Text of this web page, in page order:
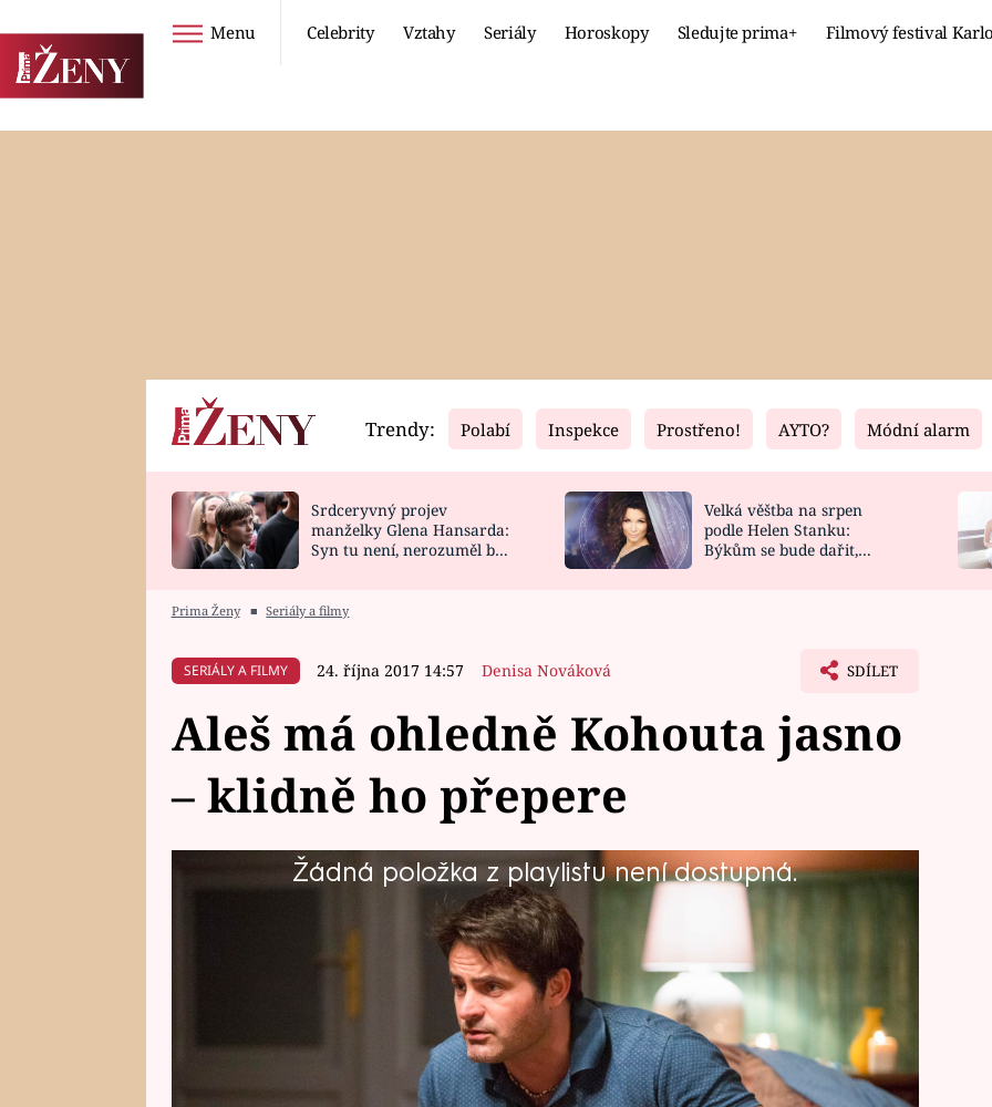
Menu Celebrity Vztahy Seriály Horoskopy Sledujte prima+ Filmový festival
Horoskopy
HOROSKOP NA
Video
CELEBRITY
VAŘENÍ
Fresh
NOVINKY
VIDEORECEPTY
Living
DESIGN
Trendy: Polabí Inspekce Prostřeno! AYTO? Módní alarm
Srdceryvný projev
manželky Glena Hansarda:
Syn tu není, nerozuměl by
Velká věštba na srpen
podle Helen Stanku:
Býkům se bude dařit,
Prima Ženy ■ Seriály a filmy
SERIÁLY A FILMY 24. října 2017 14:57 Denisa Nováková SDÍLET
Aleš má ohledně Kohouta jasno
– klidně ho přepere
Žádná položka z playlistu není dostupná.
Že je Aleš homosexuál, to asi všichni včetně Romana Kohouta dobře